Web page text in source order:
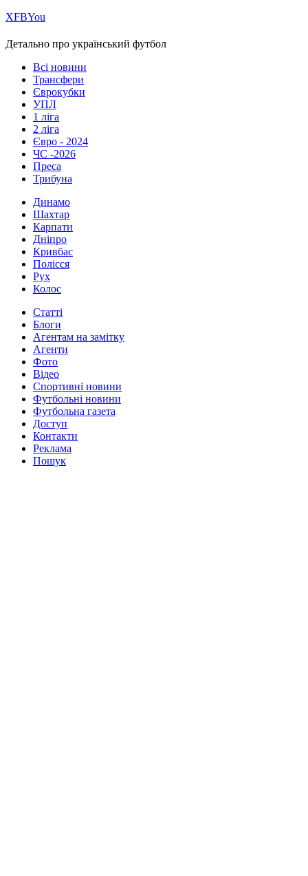
ХFBYou
Детально про український футбол
Всі новини
Трансфери
Єврокубки
УПЛ
1 ліга
2 ліга
Євро - 2024
ЧС -2026
Преса
Трибуна
Динамо
Шахтар
Карпати
Дніпро
Кривбас
Полісся
Рух
Колос
Статті
Блоги
Агентам на замітку
Агенти
Фото
Відео
Спортивні новини
Футбольні новини
Футбольна газета
Доступ
Контакти
Реклама
Пошук